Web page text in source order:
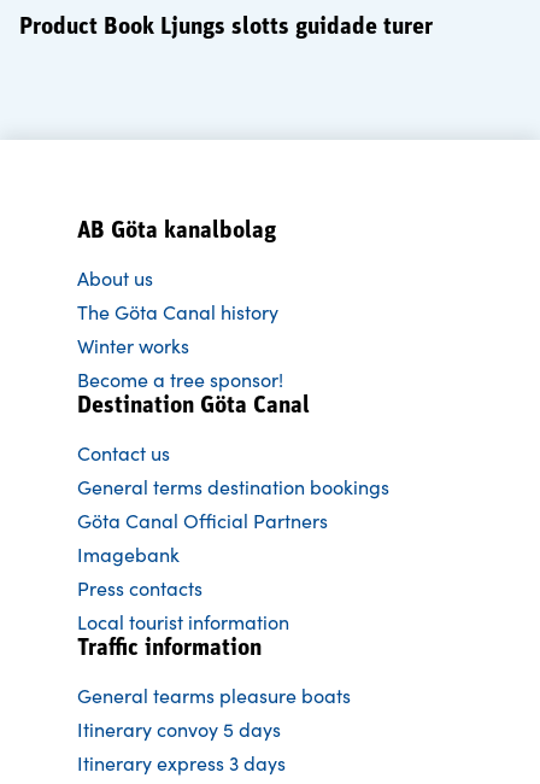
Product Book Ljungs slotts guidade turer
AB Göta kanalbolag
About us
The Göta Canal history
Winter works
Become a tree sponsor!
Destination Göta Canal
Contact us
General terms destination bookings
Göta Canal Official Partners
Imagebank
Press contacts
Local tourist information
Traffic information
General tearms pleasure boats
Itinerary convoy 5 days
Itinerary express 3 days